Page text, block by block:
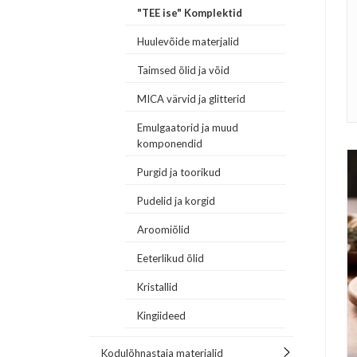
"TEE ise" Komplektid
Huulevõide materjalid
Taimsed õlid ja võid
MICA värvid ja glitterid
Emulgaatorid ja muud
komponendid
Purgid ja toorikud
Pudelid ja korgid
Aroomiõlid
Eeterlikud õlid
Kristallid
Kingiideed
Kodulõhnastaja materjalid